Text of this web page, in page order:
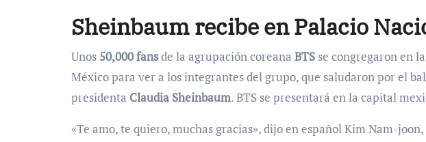
Sheinbaum recibe en Palacio
Unos 50,000 fansde la agrupación coreana BTS se congregaron en
México para ver a los integrantes del grupo, que saludaron por el
presidenta Claudia Sheinbaum. BTS se presentará en la capital
«Te amo, te quiero, muchas gracias», dijo en español Kim Nam-